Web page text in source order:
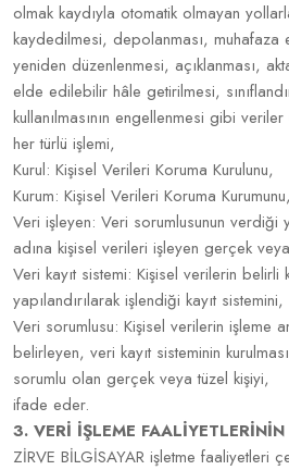
olmak kaydıyla otomatik olmayan
kaydedilmesi, depolanması, muhafaza
yeniden düzenlenmesi, açıklanması,
elde edilebilir hâle getirilmesi,
kullanılmasının engellenmesi gibi
her türlü işlemi,
Kurul: Kişisel Verileri Koruma Kurulunu,
Kurum: Kişisel Verileri Koruma Kurumunu,
Veri işleyen: Veri sorumlusunun verdiği
adına kişisel verileri işleyen gerçek
Veri kayıt sistemi: Kişisel verilerin
yapılandırılarak işlendiği kayıt sistemini,
Veri sorumlusu: Kişisel verilerin işleme
belirleyen, veri kayıt sisteminin
sorumlu olan gerçek veya tüzel kişiyi,
ifade eder.
3. VERİ İŞLEME FAALİYETLERİNİN
ZİRVE BİLGİSAYAR işletme faaliyetleri